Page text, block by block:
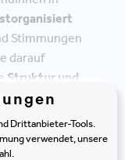
Stimmungen
darauf
Struktur und
Drittanbieter-Tools.
verwendet, unsere